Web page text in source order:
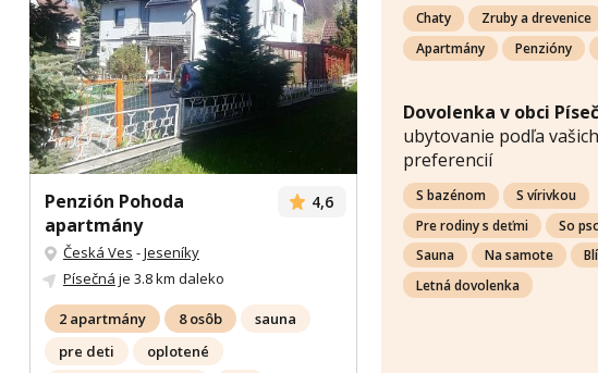
Penzión Pohoda
apartmány
4,6
Česká Ves -Jeseníky
Písečná je 3.8 km daleko
2 apartmány 8 osôb
sauna
pre deti
oplotené
Chaty
Zruby a drevenice
Apartmány
Penzióny
Dovolenka v obci
ubytovanie podľa vašich
preferencií
S bazénom
S vírivkou
Pre rodiny s deťmi
So
Sauna
Na samote
Letná dovolenka